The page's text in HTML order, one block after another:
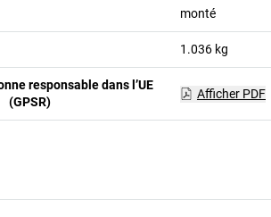
monté
1.036 kg
responsable dans l’UE
(GPSR)
Afficher PDF